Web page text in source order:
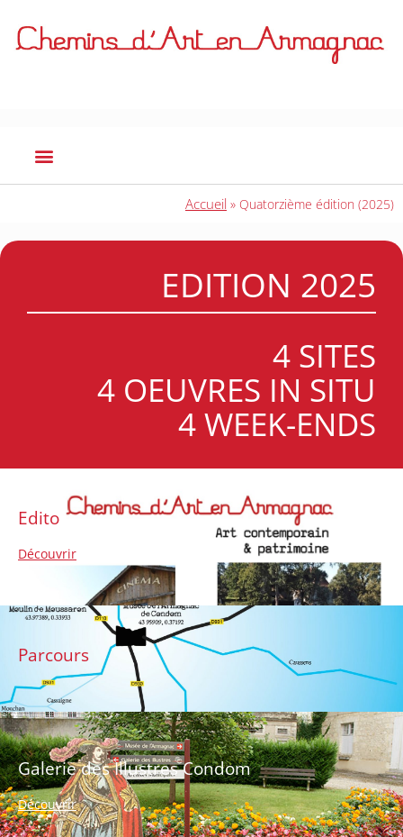
Accueil » Quatorzième édition (2025)
EDITION 2025
4 SITES
4 OEUVRES IN SITU
4 WEEK-ENDS
Edito
Découvrir
Parcours
Galerie des Illustres Condom
Découvrir